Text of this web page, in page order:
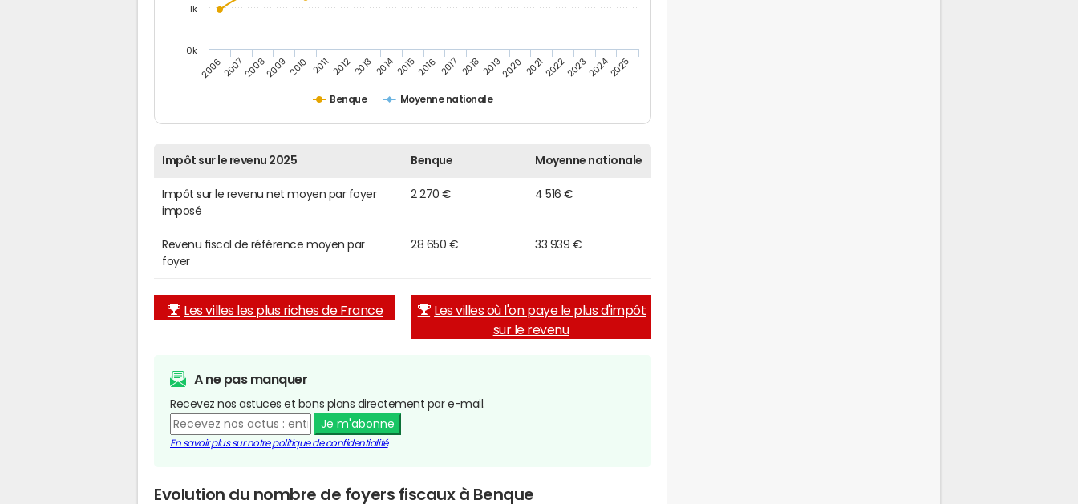
Benque Moyenne nationale
20062007200820092010 2011 20122013 201420152016 2017 201820192020 20212022202320242025
0k
1k
Impôt sur le revenu 2025 Benque Moyenne nationale
Impôt sur le revenu net moyen par foyer
imposé
2 270 € 4 516 €
Revenu fiscal de référence moyen par
foyer
28 650 € 33 939 €
Les villes les plus riches de France
Les villes où l'on paye le plus d'impôt
sur le revenu
A ne pas manquer
Recevez nos astuces et bons plans directement par e-mail.
Je m'abonne
En savoir plus sur notre politique de confidentialité
Evolution du nombre de foyers fiscaux à Benque